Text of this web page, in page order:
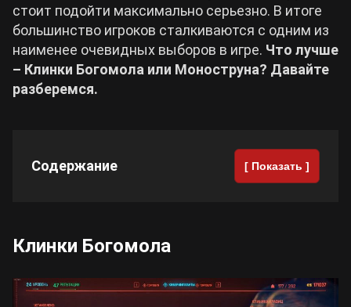
Все игры
стоит подойти максимально серьезно. В итоге
большинство игроков сталкиваются с одним из
наименее очевидных выборов в игре. Что лучше
– Клинки Богомола или Моноструна? Давайте
разберемся.
Содержание [ Показать ]
Клинки Богомола